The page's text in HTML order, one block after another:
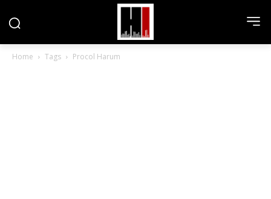
Home Tags Procol Harum